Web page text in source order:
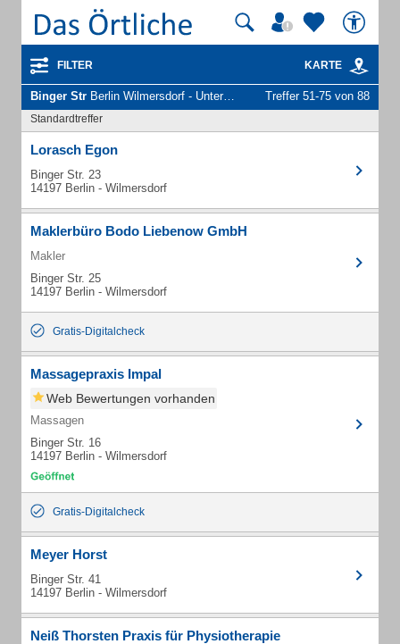
FILTER KARTE
Binger Str Berlin Wilmersdorf - Unternehmen und Personen Treffer 51-75 von 88
Standardtreffer
Lorasch Egon
Binger Str. 23
14197 Berlin - Wilmersdorf
Maklerbüro Bodo Liebenow GmbH
Makler
Binger Str. 25
14197 Berlin - Wilmersdorf
Gratis-Digitalcheck
Massagepraxis Impal
Web Bewertungen vorhanden
Massagen
Binger Str. 16
14197 Berlin - Wilmersdorf
Gratis-Digitalcheck
Meyer Horst
Binger Str. 41
14197 Berlin - Wilmersdorf
Neiß Thorsten Praxis für Physiotherapie